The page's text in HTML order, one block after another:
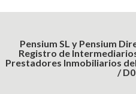
Pensium SL y Pensium
Registro de
Prestadores Inmobiliarios
/